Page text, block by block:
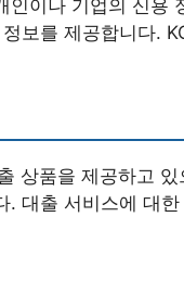
인이나 기업의 신용
보를 제공합니다.
상품을 제공하고
. 대출 서비스에 대